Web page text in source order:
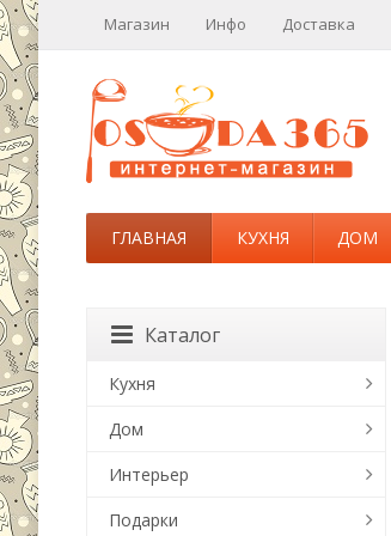
Магазин Инфо Доставка
ГЛАВНАЯ КУХНЯ ДОМ
Каталог
Кухня
Дом
Интерьер
Подарки